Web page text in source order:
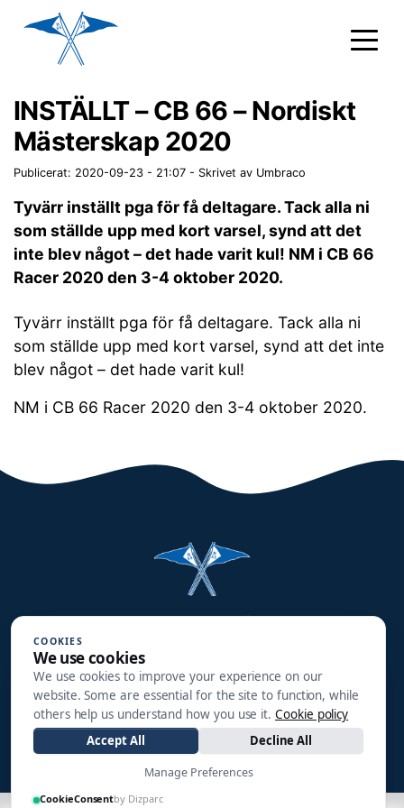
INSTÄLLT – CB 66 – Nordiskt
Mästerskap 2020
Publicerat: 2020-09-23 - 21:07 - Skrivet av Umbraco
Tyvärr inställt pga för få deltagare. Tack alla ni
som ställde upp med kort varsel, synd att det
inte blev något – det hade varit kul! NM i CB 66
Racer 2020 den 3-4 oktober 2020.
Tyvärr inställt pga för få deltagare. Tack alla ni
som ställde upp med kort varsel, synd att det inte
blev något – det hade varit kul!
NM i CB 66 Racer 2020 den 3-4 oktober 2020.
Halmstads Segelsällskap
302 90 HALMSTAD
info@hss1910.se
+46 760 268 795
COOKIES
We use cookies
We use cookies to improve your experience on our
website. Some are essential for the site to function, while
others help us understand how you use it. Cookie policy
Accept All
Decline All
Manage Preferences
CookieConsentby Dizparc